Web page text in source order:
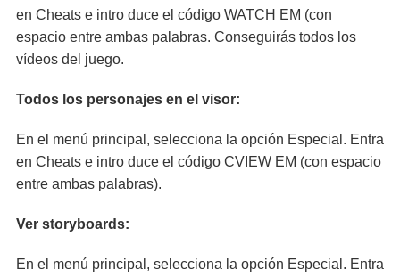
en Cheats e intro duce el código WATCH EM (con
espacio entre ambas palabras. Conseguirás todos los
vídeos del juego.
Todos los personajes en el visor:
En el menú principal, selecciona la opción Especial. Entra
en Cheats e intro duce el código CVIEW EM (con espacio
entre ambas palabras).
Ver storyboards:
En el menú principal, selecciona la opción Especial. Entra